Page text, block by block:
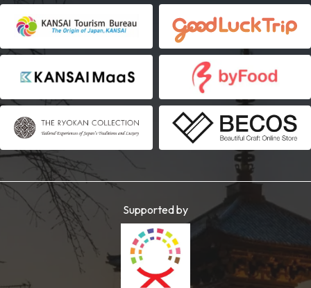
Supported by